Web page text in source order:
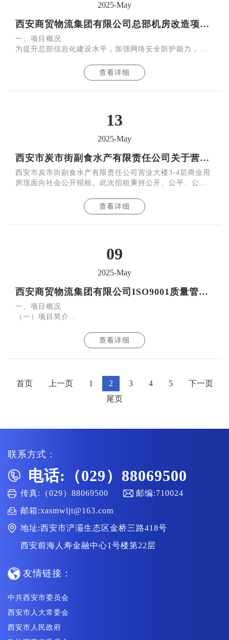
2025-May
西安商贸物流集团有限公司总部机房改造项目询比公告
一、项目概况
为提升总部信息化建设水平，加强网络安全防护能力，拟
询比，符合相关要求的公司均可参加。
查看详细
13
2025-May
西安市炭市街副食水产有限责任公司关于营业大楼3-4层商业用房公开招租的公告
西安市炭市街副食水产有限责任公司营业大楼3-4层商业用
房现面向社会公开招租。此次招租秉持公开、公平、公正
查看详细
09
2025-May
西安商贸物流集团有限公司ISO9001质量管理体系认证项目公开询比公告
一、项目概况
（一）项目简介
场竞争力，计划开展ISO9001质量管理体系认证工作。本项
查看详细
首页 上一页 1 2 3 4 5
下一页
尾页
联系方式：
电话:（029）88069500
传真:（029）88069500
邮编:710024
邮箱:xasmwljt@163.com
地址:西安市浐灞生态区金桥三路418号
西安前海人寿金融中心1号楼第22层
友情链接：
中共西安市委员会
西安市人大常委会
西安市人民政府